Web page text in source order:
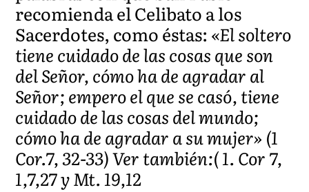
recomienda el Celibato a los
Sacerdotes, como éstas: «El soltero
tiene cuidado de las cosas que son
del Señor, cómo ha de agradar al
Señor; empero el que se casó, tiene
cuidado de las cosas del mundo;
cómo ha de agradar a su mujer» (1
Cor.7, 32-33) Ver también:( 1. Cor 7,
1,7,27 y Mt. 19,12